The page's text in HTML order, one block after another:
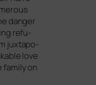
dan­ger
refu­
jux­ta­po­
love
fami­ly on